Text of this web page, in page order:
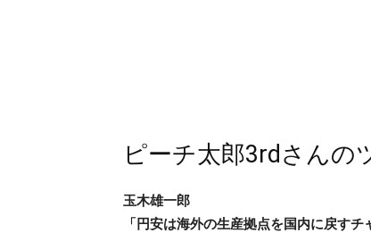
ピーチ太郎3rdさんの
玉木雄一郎
「円安は海外の生産拠点を国内に戻す